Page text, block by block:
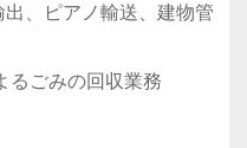
、ピアノ輸送、建物管
るごみの回収業務